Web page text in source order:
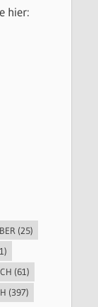
hier:
(25)
(61)
(397)